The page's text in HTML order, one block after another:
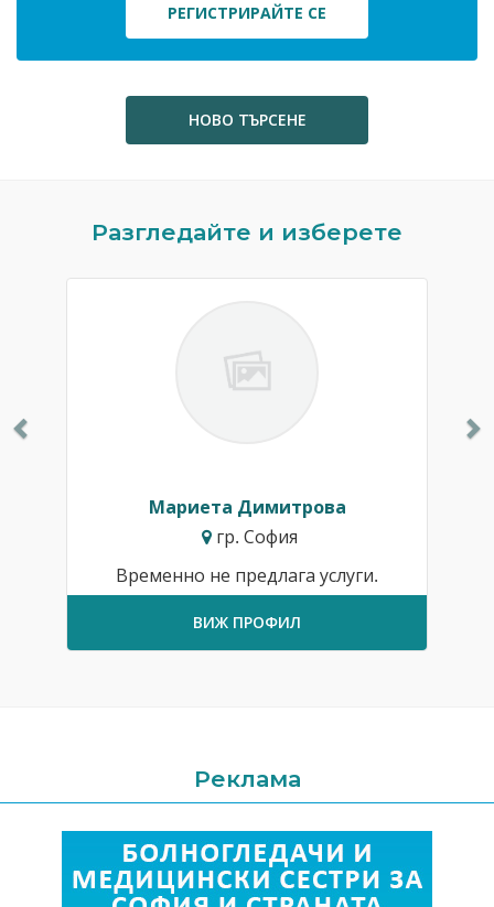
РЕГИСТРИРАЙТЕ СЕ
НОВО ТЪРСЕНЕ
Разгледайте и изберете
Мариета Димитрова
гр. София
Временно не предлага услуги.
ВИЖ ПРОФИЛ
Реклама